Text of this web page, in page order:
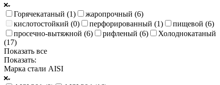
Горячекатаный (1) жаропрочный (6)
кислотостойкий (0) перфорированный (1) пищевой (6)
просечно-вытяжной (6) рифленый (6)
Холоднокатаный
(17)
Показать все
Показать:
Марка стали AISI